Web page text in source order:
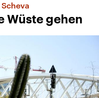
Wüste gehen